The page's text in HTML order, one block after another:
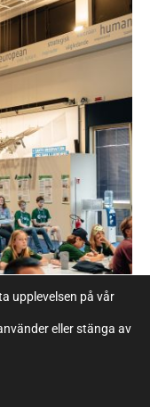
upplevelsen på vår
eller stänga av